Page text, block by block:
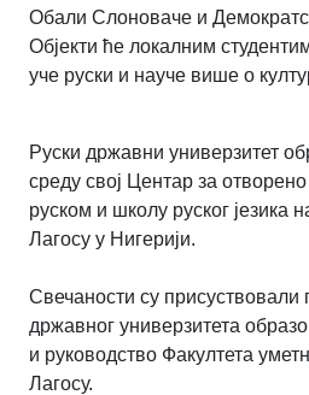
Обали Слоноваче и
Објекти ће локалним
уче руски и науче више о
Руски државни универзитет
среду свој Центар за
руском и школу руског језика
Лагосу у Нигерији.
Свечаности су присуствовали
државног универзитета
и руководство Факултета
Лагосу.